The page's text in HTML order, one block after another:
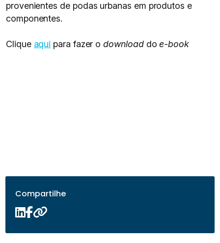
provenientes de podas urbanas em produtos e
componentes.
Clique aqui para fazer odownload doe-book
Compartilhe